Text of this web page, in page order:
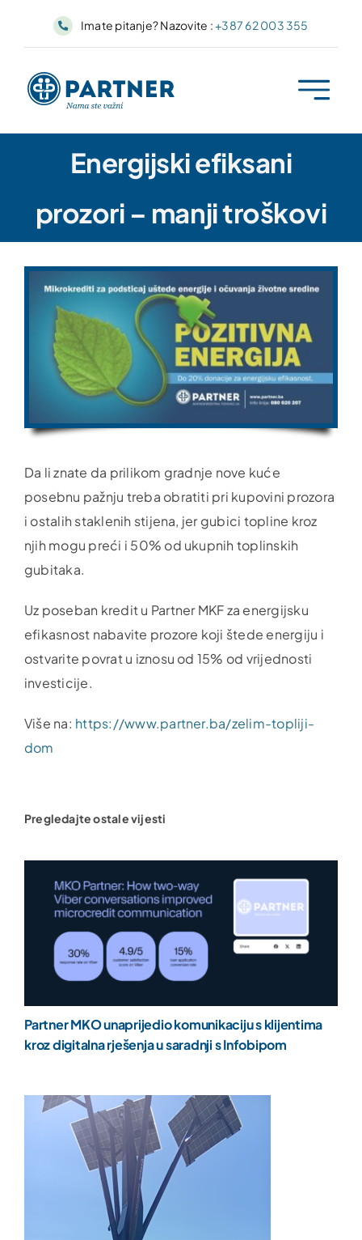
Imate pitanje? Nazovite :+387 62 003 355
Energijski efiksani
prozori – manji troškovi
Da li znate da prilikom gradnje nove kuće
posebnu pažnju treba obratiti pri kupovini prozora
i ostalih staklenih stijena, jer gubici topline kroz
njih mogu preći i 50% od ukupnih toplinskih
gubitaka.
Uz poseban kredit u Partner MKF za energijsku
efikasnost nabavite prozore koji štede energiju i
ostvarite povrat u iznosu od 15% od vrijednosti
investicije.
Više na: https://www.partner.ba/zelim-topliji-
dom
Pregledajte ostale vijesti
Partner MKO unaprijedio komunikaciju s klijentima
kroz digitalna rješenja u saradnji s Infobipom